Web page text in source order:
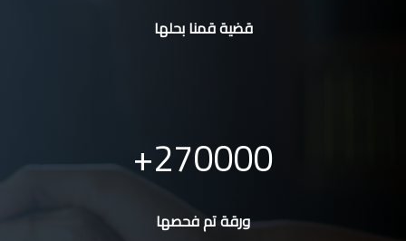
قضية قمنا بحلها
270000
ورقة تم فحصها